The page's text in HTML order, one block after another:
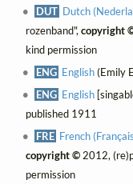
DUT Dutch
rozenband", copyright
kind permission
ENG English(Emily
ENG English
published 1911
FRE French
copyright ©2012,
permission